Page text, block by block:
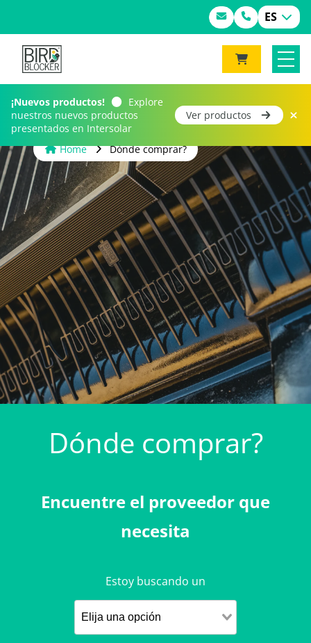
ES
¡Nuevos productos!
Explore
nuestros nuevos productos
presentados en Intersolar
Ver productos
Home Dónde comprar?
Dónde comprar?
Encuentre el proveedor que
necesita
Estoy buscando un